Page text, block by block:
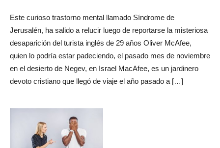
Este curioso trastorno mental llamado Síndrome de
Jerusalén, ha salido a relucir luego de reportarse la misteriosa
desaparición del turista inglés de 29 años Oliver McAfee,
quien lo podría estar padeciendo, el pasado mes de noviembre
en el desierto de Negev, en Israel MacAfee, es un jardinero
devoto cristiano que llegó de viaje el año pasado a […]